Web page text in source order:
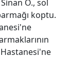
Ö., sol
koptu.